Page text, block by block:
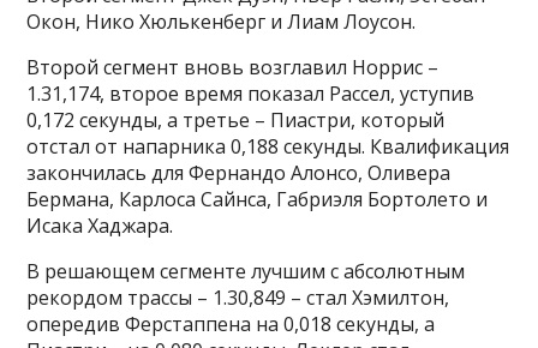
Окон, Нико Хюлькенберг и Лиам Лоусон.
Второй сегмент вновь возглавил Норрис –
1.31,174, второе время показал Рассел, уступив
0,172 секунды, а третье – Пиастри, который
отстал от напарника 0,188 секунды. Квалификация
закончилась для Фернандо Алонсо, Оливера
Бермана, Карлоса Сайнса, Габриэля Бортолето и
Исака Хаджара.
В решающем сегменте лучшим с абсолютным
рекордом трассы – 1.30,849 – стал Хэмилтон,
опередив Ферстаппена на 0,018 секунды, а